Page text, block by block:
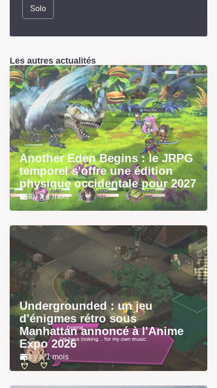
Solo
Les autres actualités
Another Eden Begins : le JRPG
temporel s'offre une édition
physique occidentale pour 2027
Il y a 1 mois
Undergrounded : un jeu
d'énigmes rétro sous
Manhattan annoncé à l'Anime
Expo 2026
Il y a 1 mois